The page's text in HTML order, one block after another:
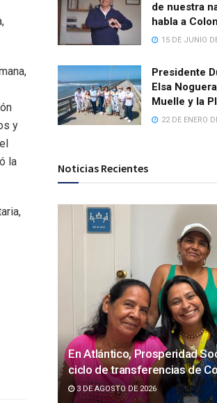
y
la
de nuestra
habla a
15 DE JUNIO
Presidente
Elsa
Muelle y la
22 DE ENERO
Noticias Recientes
En Atlántico, Prosperidad
ciclo de transferencias de
3 DE AGOSTO DE 2026